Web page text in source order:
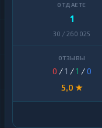
1
30 / 260 025
0 /1 /1 /0
5,0 ★